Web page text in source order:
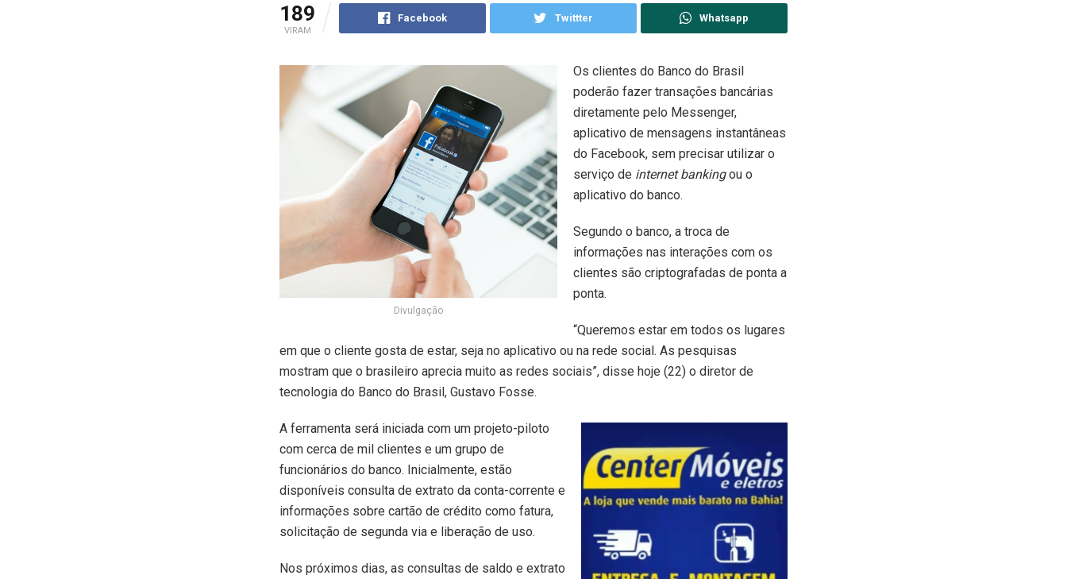
189
VIRAM
Facebook Twittter Whatsapp
Divulgação
Os clientes do Banco do Brasil
poderão fazer transações bancárias
diretamente pelo Messenger,
aplicativo de mensagens instantâneas
do Facebook, sem precisar utilizar o
serviço de internet bankingou o
aplicativo do banco.
Segundo o banco, a troca de
informações nas interações com os
clientes são criptografadas de ponta a
ponta.
“Queremos estar em todos os lugares
em que o cliente gosta de estar, seja no aplicativo ou na rede social. As pesquisas
mostram que o brasileiro aprecia muito as redes sociais”, disse hoje (22) o diretor de
tecnologia do Banco do Brasil, Gustavo Fosse.
A ferramenta será iniciada com um projeto-piloto
com cerca de mil clientes e um grupo de
funcionários do banco. Inicialmente, estão
disponíveis consulta de extrato da conta-corrente e
informações sobre cartão de crédito como fatura,
solicitação de segunda via e liberação de uso.
Nos próximos dias, as consultas de saldo e extrato